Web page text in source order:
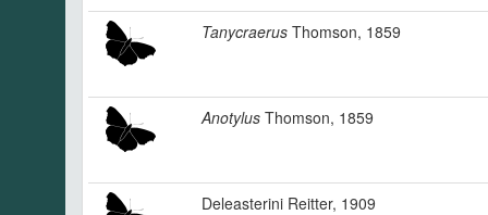
Tanycraerus Thomson, 1859
Anotylus Thomson, 1859
Deleasterini Reitter, 1909